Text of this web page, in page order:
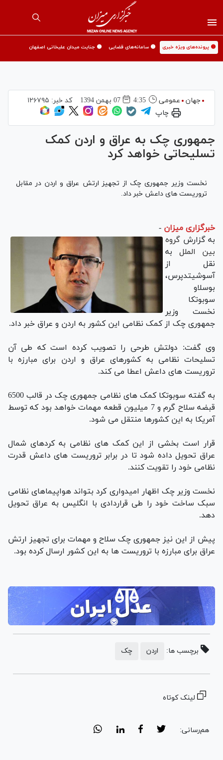
🟡 پرونده‌های ویژه خبری 🟡 سامانه‌های قضایی 🟡 جنایت میدان علیخانی اصفهان
جهان عمومی 4:35 07 بهمن 1394 کد خبر: ۱۲۶۷۹۵
چاپ
جمهوری چک به عراق و اردن کمک
تسلیحاتی خواهد کرد
نخست وزیر جمهوری چک از تجهیز ارتش عراق و اردن در مقابل
تروریست های داعش خبر داد.
خبرگزاری میزان -
به گزارش گروه
بین الملل به
نقل از
آسوشیتدپرس،
بوسلاو
سوبوتکا
نخست وزیر
جمهوری چک از کمک نظامی این کشور به اردن و عراق خبر داد.
وی گفت: دولتش طرحی را تصویب کرده است که طی آن
تسلیحات نظامی به کشورهای عراق و اردن برای مبارزه با
تروریست های داعش اعطا می کند.
به گفته سوبوتکا کمک های نظامی جمهوری چک در قالب 6500
قبضه سلاح گرم و 7 میلیون قطعه مهمات خواهد بود که توسط
آمریکا به این کشورها منتقل می شود.
قرار است بخشی از این کمک های نظامی به کردهای شمال
عراق تحویل داده شود تا در برابر تروریست های داعش قدرت
نظامی خود را تقویت کنند.
نخست وزیر چک اظهار امیدواری کرد بتواند هواپیماهای نظامی
سبک ساخت خود را طی قراردادی با انگلیس به عراق تحویل
دهد.
پیش از این نیز جمهوری چک سلاح و مهمات برای تجهیز ارتش
عراق برای مبارزه با تروریست ها به این کشور ارسال کرده بود.
برچسب ها: اردن چک
لینک کوتاه
هم‌رسانی: